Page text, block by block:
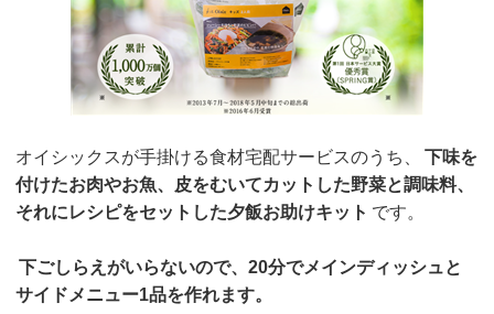
オイシックスが手掛ける食材宅配サービスのうち、
下味を
付けたお肉やお魚、皮をむいてカットした野菜と調味料、
それにレシピをセットした夕飯お助けキット です。
下ごしらえがいらないので、20分でメインディッシュと
サイドメニュー1品を作れます。